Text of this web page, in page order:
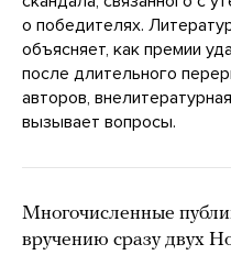
о победителях.
объясняет, как премии
после длительного
авторов,
вызывает вопросы.
Многочисленные
вручению сразу двух